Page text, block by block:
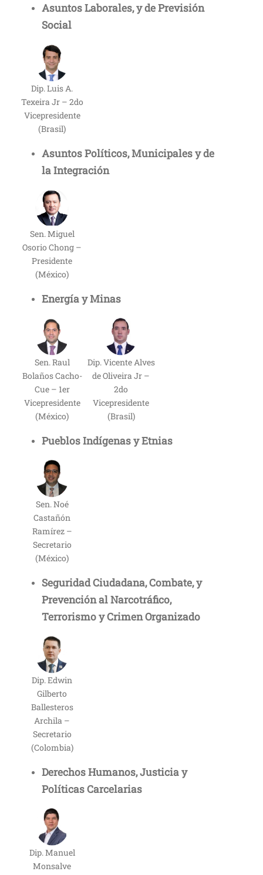
Asuntos Laborales, y de Previsión
Social
Dip. Luis A.
Texeira Jr – 2do
Vicepresidente
(Brasil)
Asuntos Políticos, Municipales y de
la Integración
Sen. Miguel
Osorio Chong –
Presidente
(México)
Energía y Minas
Sen. Raul
Bolaños Cacho-
Cue – 1er
Vicepresidente
(México)
Dip. Vicente Alves
de Oliveira Jr –
2do
Vicepresidente
(Brasil)
Pueblos Indígenas y Etnias
Sen. Noé
Castañón
Ramírez –
Secretario
(México)
Seguridad Ciudadana, Combate, y
Prevención al Narcotráfico,
Terrorismo y Crimen Organizado
Dip. Edwin
Gilberto
Ballesteros
Archila –
Secretario
(Colombia)
Derechos Humanos, Justicia y
Políticas Carcelarias
Dip. Manuel
Monsalve